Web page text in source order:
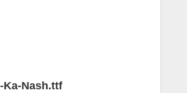
Ka-Nash.ttf